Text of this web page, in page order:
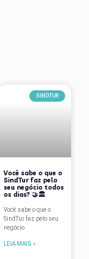
SINDTUR
Você sabe o que o
SindTur faz pelo
seu negócio todos
os dias? 🤝🏛
Você sabe o que o
SindTur faz pelo seu
negócio
LEIA MAIS »